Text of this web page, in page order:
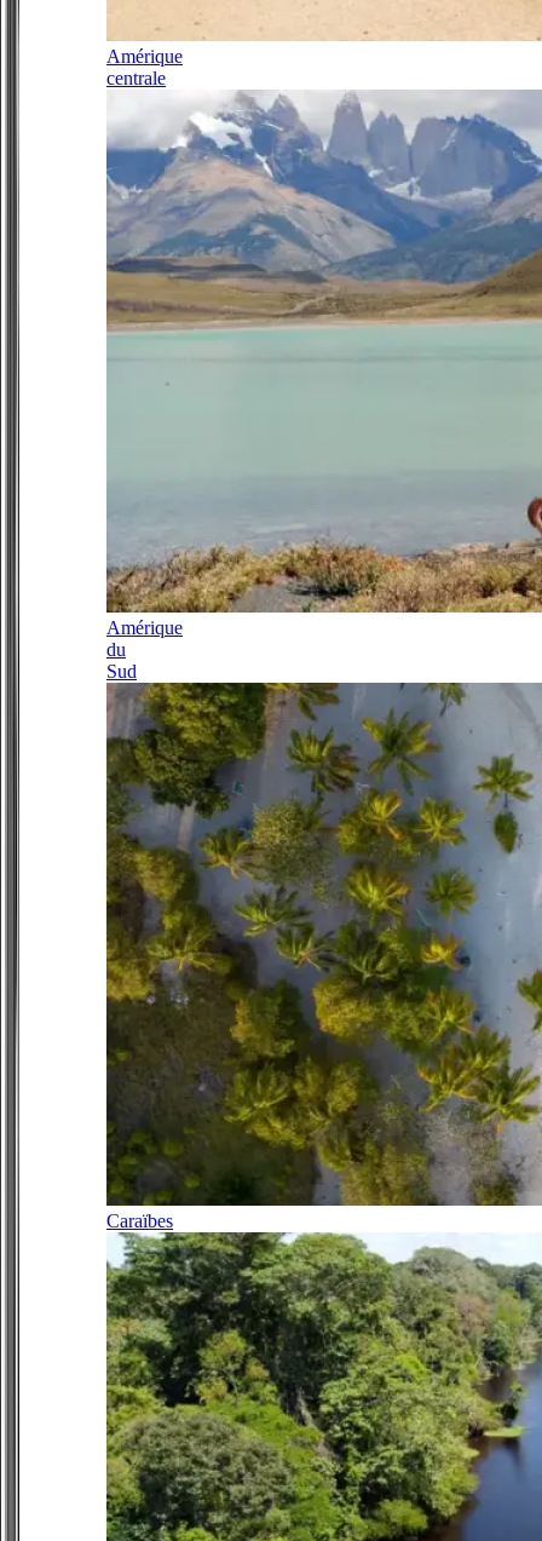
Amérique
centrale
Amérique
du
Sud
Caraïbes